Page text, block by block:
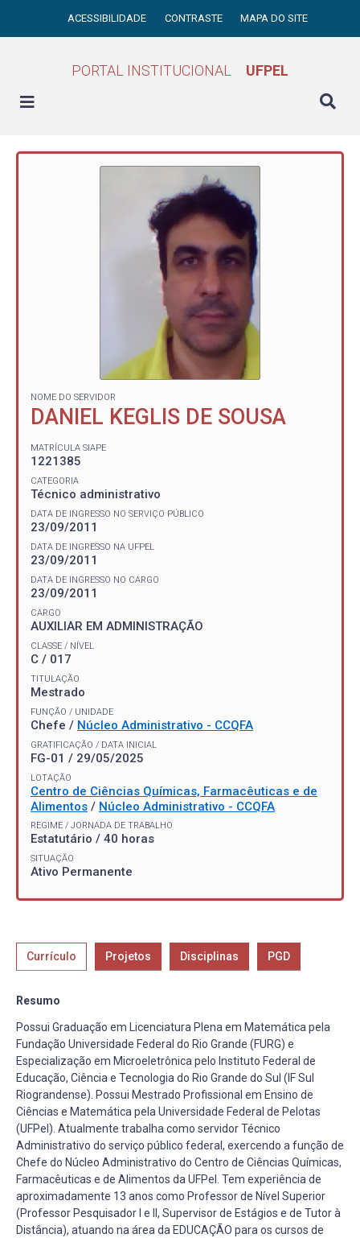
ACESSIBILIDADE CONTRASTE MAPA DO SITE
PORTAL INSTITUCIONAL UFPEL
NOME DO SERVIDOR
DANIEL KEGLIS DE SOUSA
MATRÍCULA SIAPE
1221385
CATEGORIA
Técnico administrativo
DATA DE INGRESSO NO SERVIÇO PÚBLICO
23/09/2011
DATA DE INGRESSO NA UFPEL
23/09/2011
DATA DE INGRESSO NO CARGO
23/09/2011
CARGO
AUXILIAR EM ADMINISTRAÇÃO
CLASSE / NÍVEL
C / 017
TITULAÇÃO
Mestrado
FUNÇÃO / UNIDADE
Chefe / Núcleo Administrativo - CCQFA
GRATIFICAÇÃO / DATA INICIAL
FG-01 / 29/05/2025
LOTAÇÃO
Centro de Ciências Químicas, Farmacêuticas e de
Alimentos / Núcleo Administrativo - CCQFA
REGIME / JORNADA DE TRABALHO
Estatutário / 40 horas
SITUAÇÃO
Ativo Permanente
Currículo Projetos Disciplinas PGD
Resumo
Possui Graduação em Licenciatura Plena em Matemática pela
Fundação Universidade Federal do Rio Grande (FURG) e
Especialização em Microeletrônica pelo Instituto Federal de
Educação, Ciência e Tecnologia do Rio Grande do Sul (IF Sul
Riograndense). Possui Mestrado Profissional em Ensino de
Ciências e Matemática pela Universidade Federal de Pelotas
(UFPel). Atualmente trabalha como servidor Técnico
Administrativo do serviço público federal, exercendo a função de
Chefe do Núcleo Administrativo do Centro de Ciências Químicas,
Farmacêuticas e de Alimentos da UFPel. Tem experiência de
aproximadamente 13 anos como Professor de Nível Superior
(Professor Pesquisador I e II, Supervisor de Estágios e de Tutor à
Distância), atuando na área da EDUCAÇÃO para os cursos de